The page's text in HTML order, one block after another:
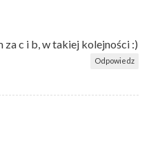
za c i b, w takiej kolejności :)
Odpowiedz